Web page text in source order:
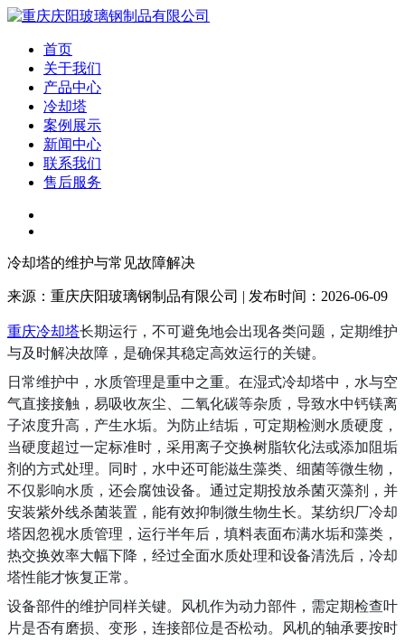
首页
关于我们
产品中心
冷却塔
案例展示
新闻中心
联系我们
售后服务
冷却塔的维护与常见故障解决
来源：重庆庆阳玻璃钢制品有限公司 | 发布时间：2026-06-09
重庆冷却塔长期运行，不可避免地会出现各类问题，定期维护
与及时解决故障，是确保其稳定高效运行的关键。
日常维护中，水质管理是重中之重。在湿式冷却塔中，水与空
气直接接触，易吸收灰尘、二氧化碳等杂质，导致水中钙镁离
子浓度升高，产生水垢。为防止结垢，可定期检测水质硬度，
当硬度超过一定标准时，采用离子交换树脂软化法或添加阻垢
剂的方式处理。同时，水中还可能滋生藻类、细菌等微生物，
不仅影响水质，还会腐蚀设备。通过定期投放杀菌灭藻剂，并
安装紫外线杀菌装置，能有效抑制微生物生长。某纺织厂冷却
塔因忽视水质管理，运行半年后，填料表面布满水垢和藻类，
热交换效率大幅下降，经过全面水质处理和设备清洗后，冷却
塔性能才恢复正常。
设备部件的维护同样关键。风机作为动力部件，需定期检查叶
片是否有磨损、变形，连接部位是否松动。风机的轴承要按时